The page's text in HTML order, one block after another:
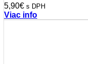
5,90€ s DPH
Viac info